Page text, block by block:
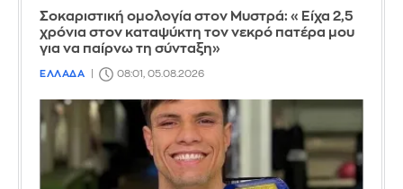
Σοκαριστική ομολογία στον Μυστρά: «Είχα 2,5
χρόνια στον καταψύκτη τον νεκρό πατέρα μου
για να παίρνω τη σύνταξη»
ΕΛΛΑΔΑ 08:01, 05.08.2026